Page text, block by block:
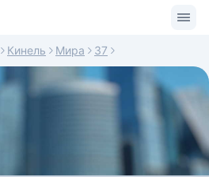
Кинель Мира 37